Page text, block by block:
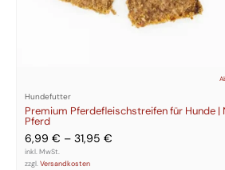
Hundefutter
Premium Pferdefleischstreifen für Hunde |
Pferd
6,99 € – 31,95 €
inkl. MwSt.
zzgl.Versandkosten